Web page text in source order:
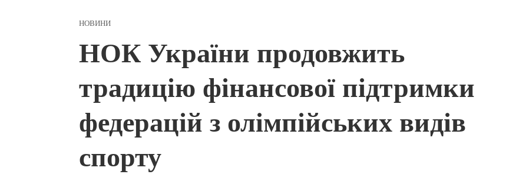
НОВИНИ
НОК України продовжить
традицію фінансової підтримки
федерацій з олімпійських видів
спорту